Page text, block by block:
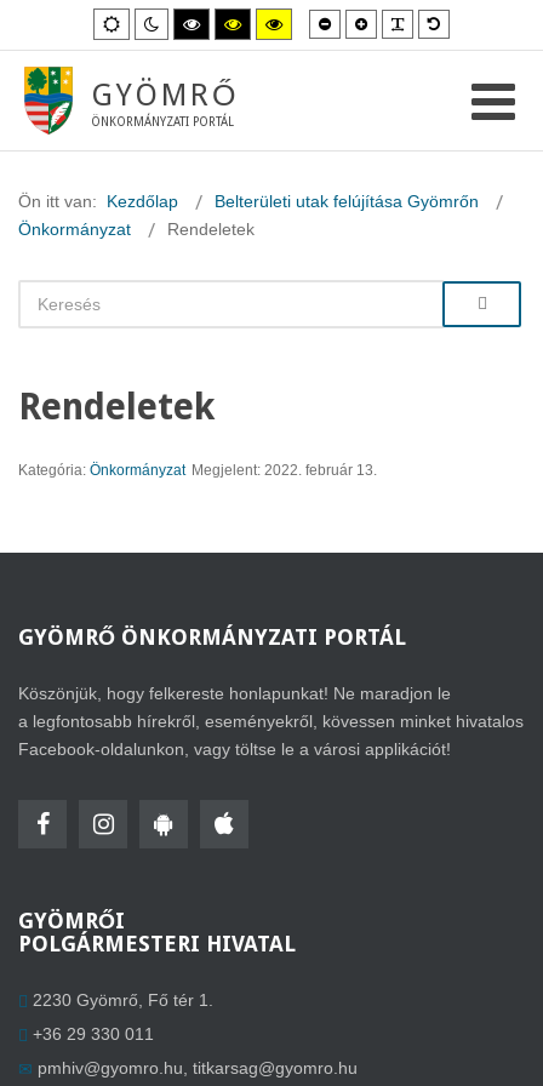
Alapértelmezett
mód
Éjszakai
mód
Magas
kontraszt
fekete-
mód.
Magas
kontraszt
fekete-
Magas
kontraszt
sárga-
Kisebb
betűméret
Nagyobb
betűméret
GYÖMRŐ
ÖNKORMÁNYZATI PORTÁL
Ön itt van: Kezdőlap
Belterületi utak felújítása Gyömrőn
Önkormányzat
Rendeletek
Rendeletek
Kategória: Önkormányzat Megjelent: 2022. február 13.
GYÖMRŐ ÖNKORMÁNYZATI PORTÁL
Köszönjük, hogy felkereste honlapunkat! Ne maradjon le
a legfontosabb hírekről, eseményekről, kövessen minket hivatalos
Facebook-oldalunkon, vagy töltse le a városi applikációt!
GYÖMRŐI
POLGÁRMESTERI HIVATAL
2230 Gyömrő, Fő tér 1.
+36 29 330 011
pmhiv@gyomro.hu titkarsag@gyomro.hu